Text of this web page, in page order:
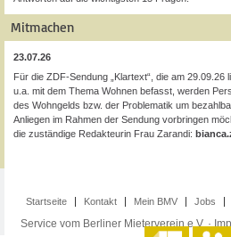
Mitmachen
23.07.26
Für die ZDF-Sendung „Klartext“, die am
u.a. mit dem Thema Wohnen befasst, werden
des Wohngelds bzw. der Problematik um
Anliegen im Rahmen der Sendung vorbringen
die zuständige Redakteurin Frau Zarandi:
Startseite Kontakt Mein BMV Jobs
Service vom Berliner Mieterverein e.V. ·